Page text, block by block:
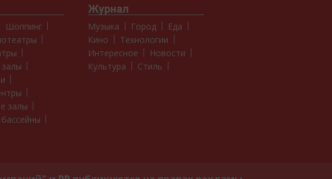
Шоппинг
залы
Журнал
Музыка Город
Еда
Кино
Технологии
Интересное
Новости
Культура
Стиль